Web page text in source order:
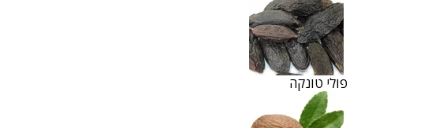
פולי טונקה